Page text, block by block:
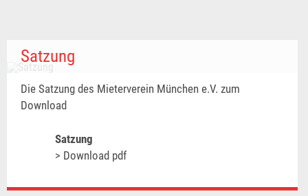
Satzung
Die Satzung des Mieterverein München e.V. zum
Download
Satzung
> Download pdf